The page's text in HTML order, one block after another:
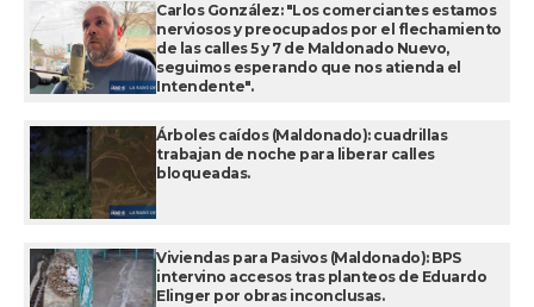
Carlos González: "Los comerciantes estamos
nerviosos y preocupados por el flechamiento
de las calles 5 y 7 de Maldonado Nuevo,
seguimos esperando que nos atienda el
Intendente".
Árboles caídos (Maldonado): cuadrillas
trabajan de noche para liberar calles
bloqueadas.
Viviendas para Pasivos (Maldonado): BPS
intervino accesos tras planteos de Eduardo
Elinger por obras inconclusas.